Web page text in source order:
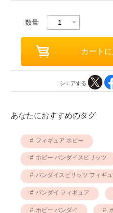
数量
シェアする
あなたにおすすめのタグ
フィギュア ホビー
ホビー バンダイスピリッツ
バンダイスピリッツ フィギ
バンダイ フィギュア
ホビー バンダイ